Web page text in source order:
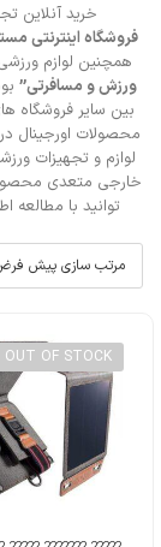
خرید آنلاین
فروشگاه اینترنتی
همچنین لوازم
ورزش و مسافرتی”
بین سایر فروشگاه
محصولات اورجینال
لوازم و تجهیزات
خارجی متعدی
توانید با
OUT OF STOCK